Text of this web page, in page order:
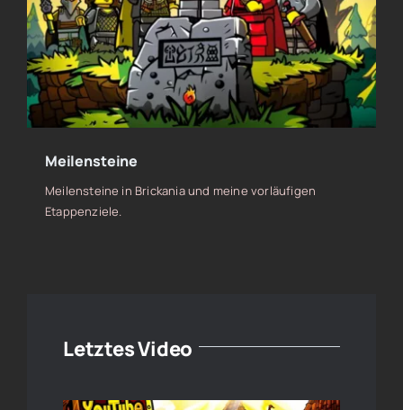
Meilensteine
Meilensteine in Brickania und meine vorläufigen
Etappenziele.
Letztes Video